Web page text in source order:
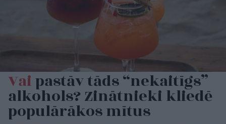
Vaipastāv tāds “nekaitīgs”
alkohols? Zinātnieki kliedē
populārākos mītus